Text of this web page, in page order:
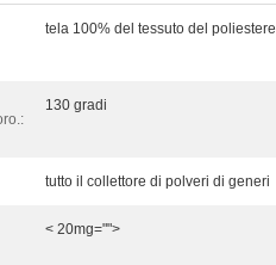
tela 100% del tessuto del poliestere
130 gradi
tutto il collettore di polveri di generi
< 20mg="">